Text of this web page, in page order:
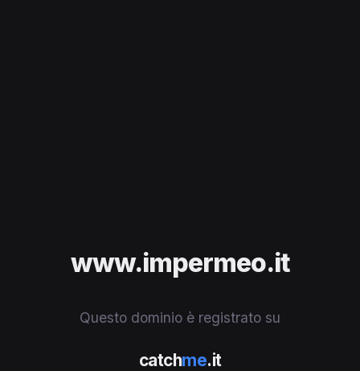
www.impermeo.it
Questo dominio è registrato su
catchme.it